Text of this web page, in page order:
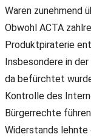
Waren zunehmend
Obwohl ACTA
Produktpiraterie
Insbesondere in
da befürchtet
Kontrolle des
Bürgerrechte
Widerstands lehnte